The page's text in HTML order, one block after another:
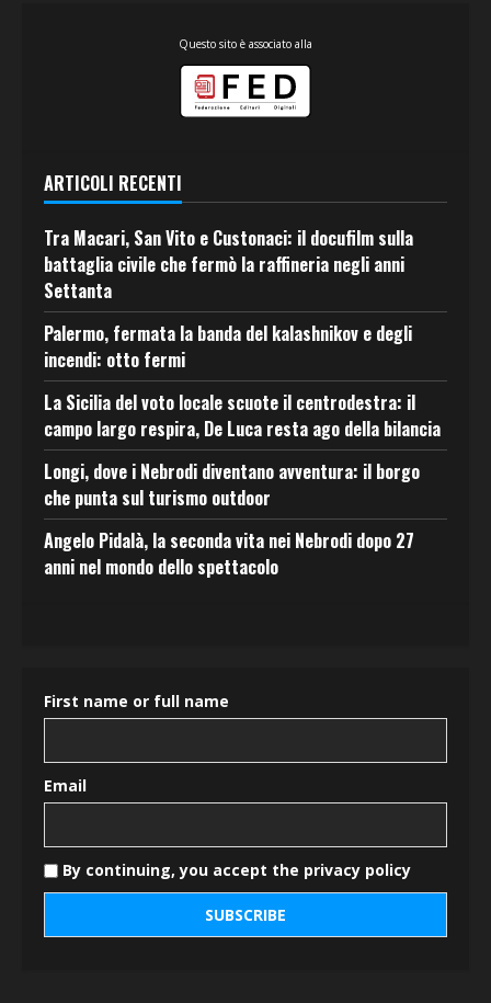
Questo sito è associato alla
ARTICOLI RECENTI
Tra Macari, San Vito e Custonaci: il docufilm sulla
battaglia civile che fermò la raffineria negli anni
Settanta
Palermo, fermata la banda del kalashnikov e degli
incendi: otto fermi
La Sicilia del voto locale scuote il centrodestra: il
campo largo respira, De Luca resta ago della bilancia
Longi, dove i Nebrodi diventano avventura: il borgo
che punta sul turismo outdoor
Angelo Pidalà, la seconda vita nei Nebrodi dopo 27
anni nel mondo dello spettacolo
First name or full name
Email
By continuing, you accept the privacy policy